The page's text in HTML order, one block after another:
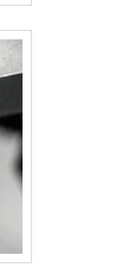
segura,
ações no
onde
de
novo
com
de alta
de